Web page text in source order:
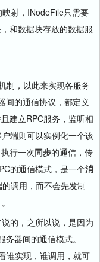
射，INodeFile只需要
和数据块存放的数据服
，以此来实现各服务
间的通信协议，都定义
建立RPC服务，监听相
端则可以实例化一个该
行一次同步的通信，传
的通信模式，是一个消
调用，而不会先发制
的，之所以说，是因为
器间的通信模式。
谁实现，谁调用，就可